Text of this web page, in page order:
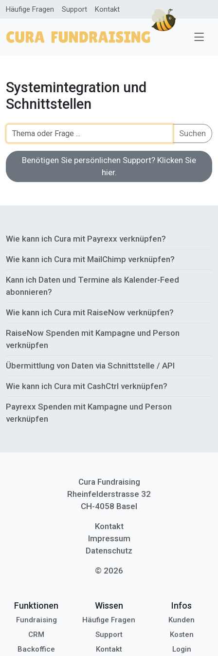
Häufige Fragen Support Kontakt
Systemintegration und
Schnittstellen
Suchen
Benötigen Sie persönlichen Support? Klicken Sie
hier.
Wie kann ich Cura mit Payrexx verknüpfen?
Wie kann ich Cura mit MailChimp verknüpfen?
Kann ich Daten und Termine als Kalender-Feed
abonnieren?
Wie kann ich Cura mit RaiseNow verknüpfen?
RaiseNow Spenden mit Kampagne und Person
verknüpfen
Übermittlung von Daten via Schnittstelle / API
Wie kann ich Cura mit CashCtrl verknüpfen?
Payrexx Spenden mit Kampagne und Person
verknüpfen
Funktionen
Fundraising
CRM
Backoffice
Wissen
Häufige Fragen
Support
Kontakt
Infos
Kunden
Kosten
Login
Cura Fundraising
Rheinfelderstrasse 32
CH-4058 Basel
Kontakt
Impressum
Datenschutz
© 2026